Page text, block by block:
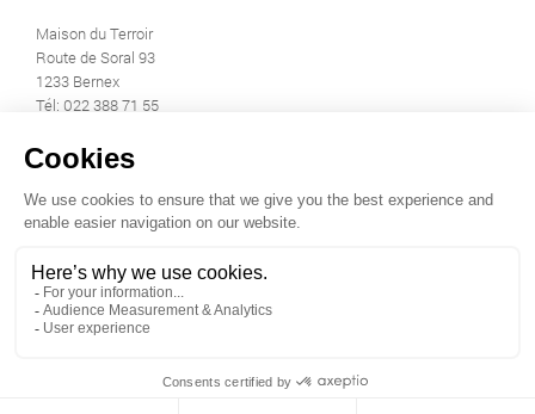
Maison du Terroir
Route de Soral 93
1233 Bernex
Tél: 022 388 71 55
info@geneveterroir.ge.ch
STAY INFORMED
ALL THE TERROIR NEWS
DOWNLOAD THE GENÈVE-TERROIR APP FOR YOUR MOBILE